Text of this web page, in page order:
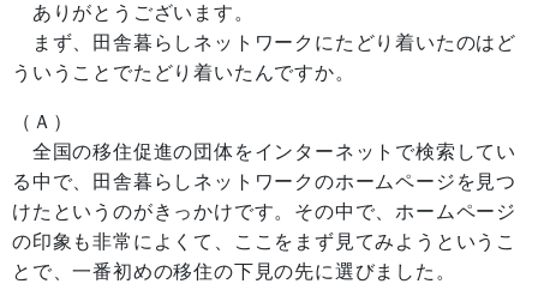
ありがとうございます。
まず、田舎暮らしネットワークにたどり着いたのはど
ういうことでたどり着いたんですか。
（Ａ）
全国の移住促進の団体をインターネットで検索してい
る中で、田舎暮らしネットワークのホームページを見つ
けたというのがきっかけです。その中で、ホームページ
の印象も非常によくて、ここをまず見てみようというこ
とで、一番初めの移住の下見の先に選びました。